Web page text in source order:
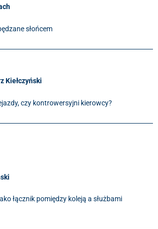
słońcem
Kiełczyński
czy kontrowersyjni kierowcy?
łącznik pomiędzy koleją a służbami